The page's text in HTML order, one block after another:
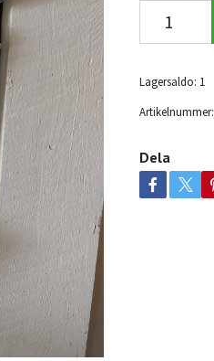
Lagersaldo: 1
Artikelnummer:
Dela